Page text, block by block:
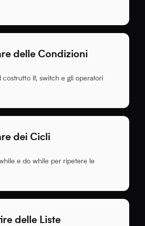
costrutto if, switch e gli operatori
delle Condizioni
e do while per ripetere le
dei Cicli
delle Liste